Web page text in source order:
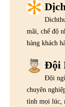
mãi, chế độ
hàng khách
Đội
Đội
chuyên
tình mọi lúc,